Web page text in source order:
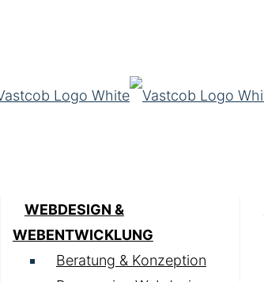
WEBDESIGN &
WEBENTWICKLUNG
Beratung & Konzeption